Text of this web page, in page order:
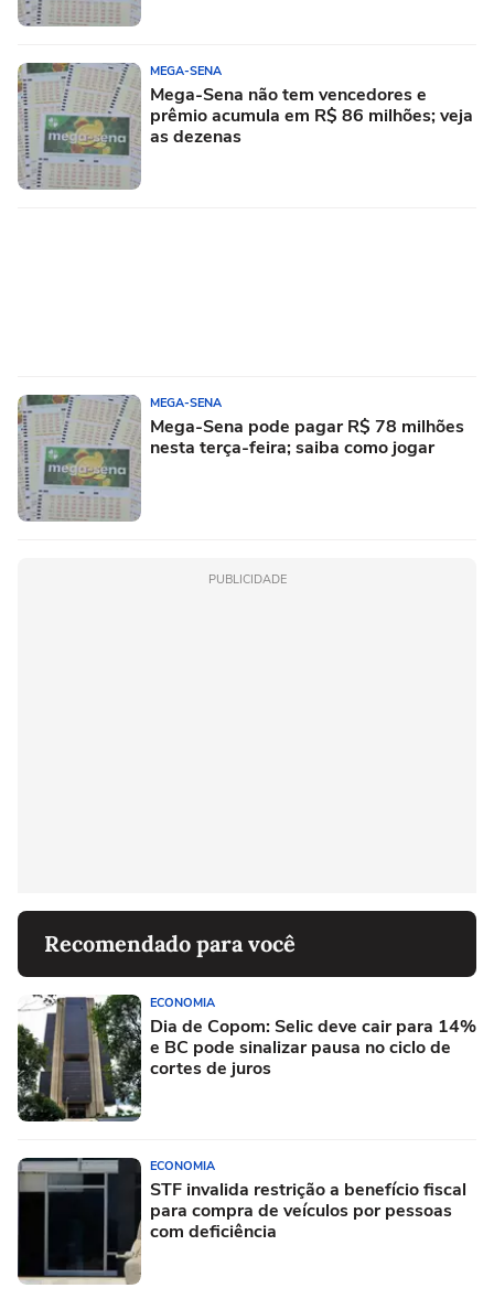
MEGA-SENA
Mega-Sena não tem vencedores e
prêmio acumula em R$ 86 milhões; veja
as dezenas
MEGA-SENA
Mega-Sena pode pagar R$ 78 milhões
nesta terça-feira; saiba como jogar
PUBLICIDADE
Recomendado para você
ECONOMIA
Dia de Copom: Selic deve cair para 14%
e BC pode sinalizar pausa no ciclo de
cortes de juros
ECONOMIA
STF invalida restrição a benefício fiscal
para compra de veículos por pessoas
com deficiência